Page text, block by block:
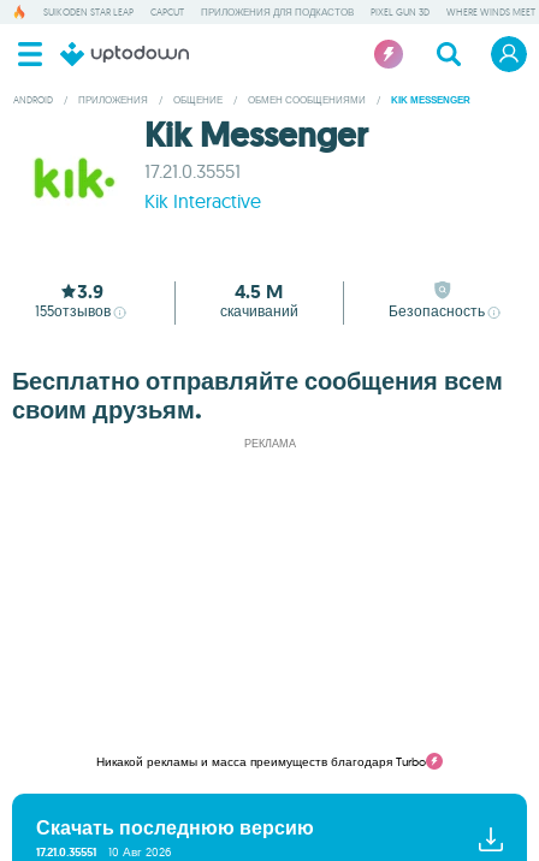
SUIKODEN STAR LEAP CAPCUT ПРИЛОЖЕНИЯ ДЛЯ ПОДКАСТОВ PIXEL GUN 3D WHERE WINDS MEET
ANDROID / ПРИЛОЖЕНИЯ / ОБЩЕНИЕ / ОБМЕН СООБЩЕНИЯМИ / KIK MESSENGER
Kik Messenger
17.21.0.35551
Kik Interactive
3.9
155отзывов
4.5 M
скачиваний Безопасность
Бесплатно отправляйте сообщения всем
своим друзьям.
РЕКЛАМА
Никакой рекламы и масса преимуществ благодаря Turbo
Скачать последнюю версию
17.21.0.35551 10 Авг 2026